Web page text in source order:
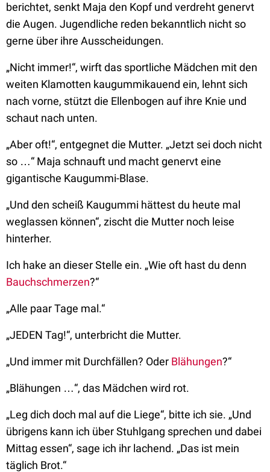
berichtet, senkt Maja den Kopf und verdreht genervt
die Augen. Jugendliche reden bekanntlich nicht so
gerne über ihre Ausscheidungen.
„Nicht immer!“, wirft das sportliche Mädchen mit den
weiten Klamotten kaugummikauend ein, lehnt sich
nach vorne, stützt die Ellenbogen auf ihre Knie und
schaut nach unten.
„Aber oft!“, entgegnet die Mutter. „Jetzt sei doch nicht
so …“ Maja schnauft und macht genervt eine
gigantische Kaugummi-Blase.
„Und den scheiß Kaugummi hättest du heute mal
weglassen können“, zischt die Mutter noch leise
hinterher.
Ich hake an dieser Stelle ein. „Wie oft hast du denn
Bauchschmerzen?“
„Alle paar Tage mal.“
„JEDEN Tag!“, unterbricht die Mutter.
„Und immer mit Durchfällen? Oder Blähungen?“
„Blähungen …“, das Mädchen wird rot.
„Leg dich doch mal auf die Liege“, bitte ich sie. „Und
übrigens kann ich über Stuhlgang sprechen und dabei
Mittag essen“, sage ich ihr lachend. „Das ist mein
täglich Brot.“